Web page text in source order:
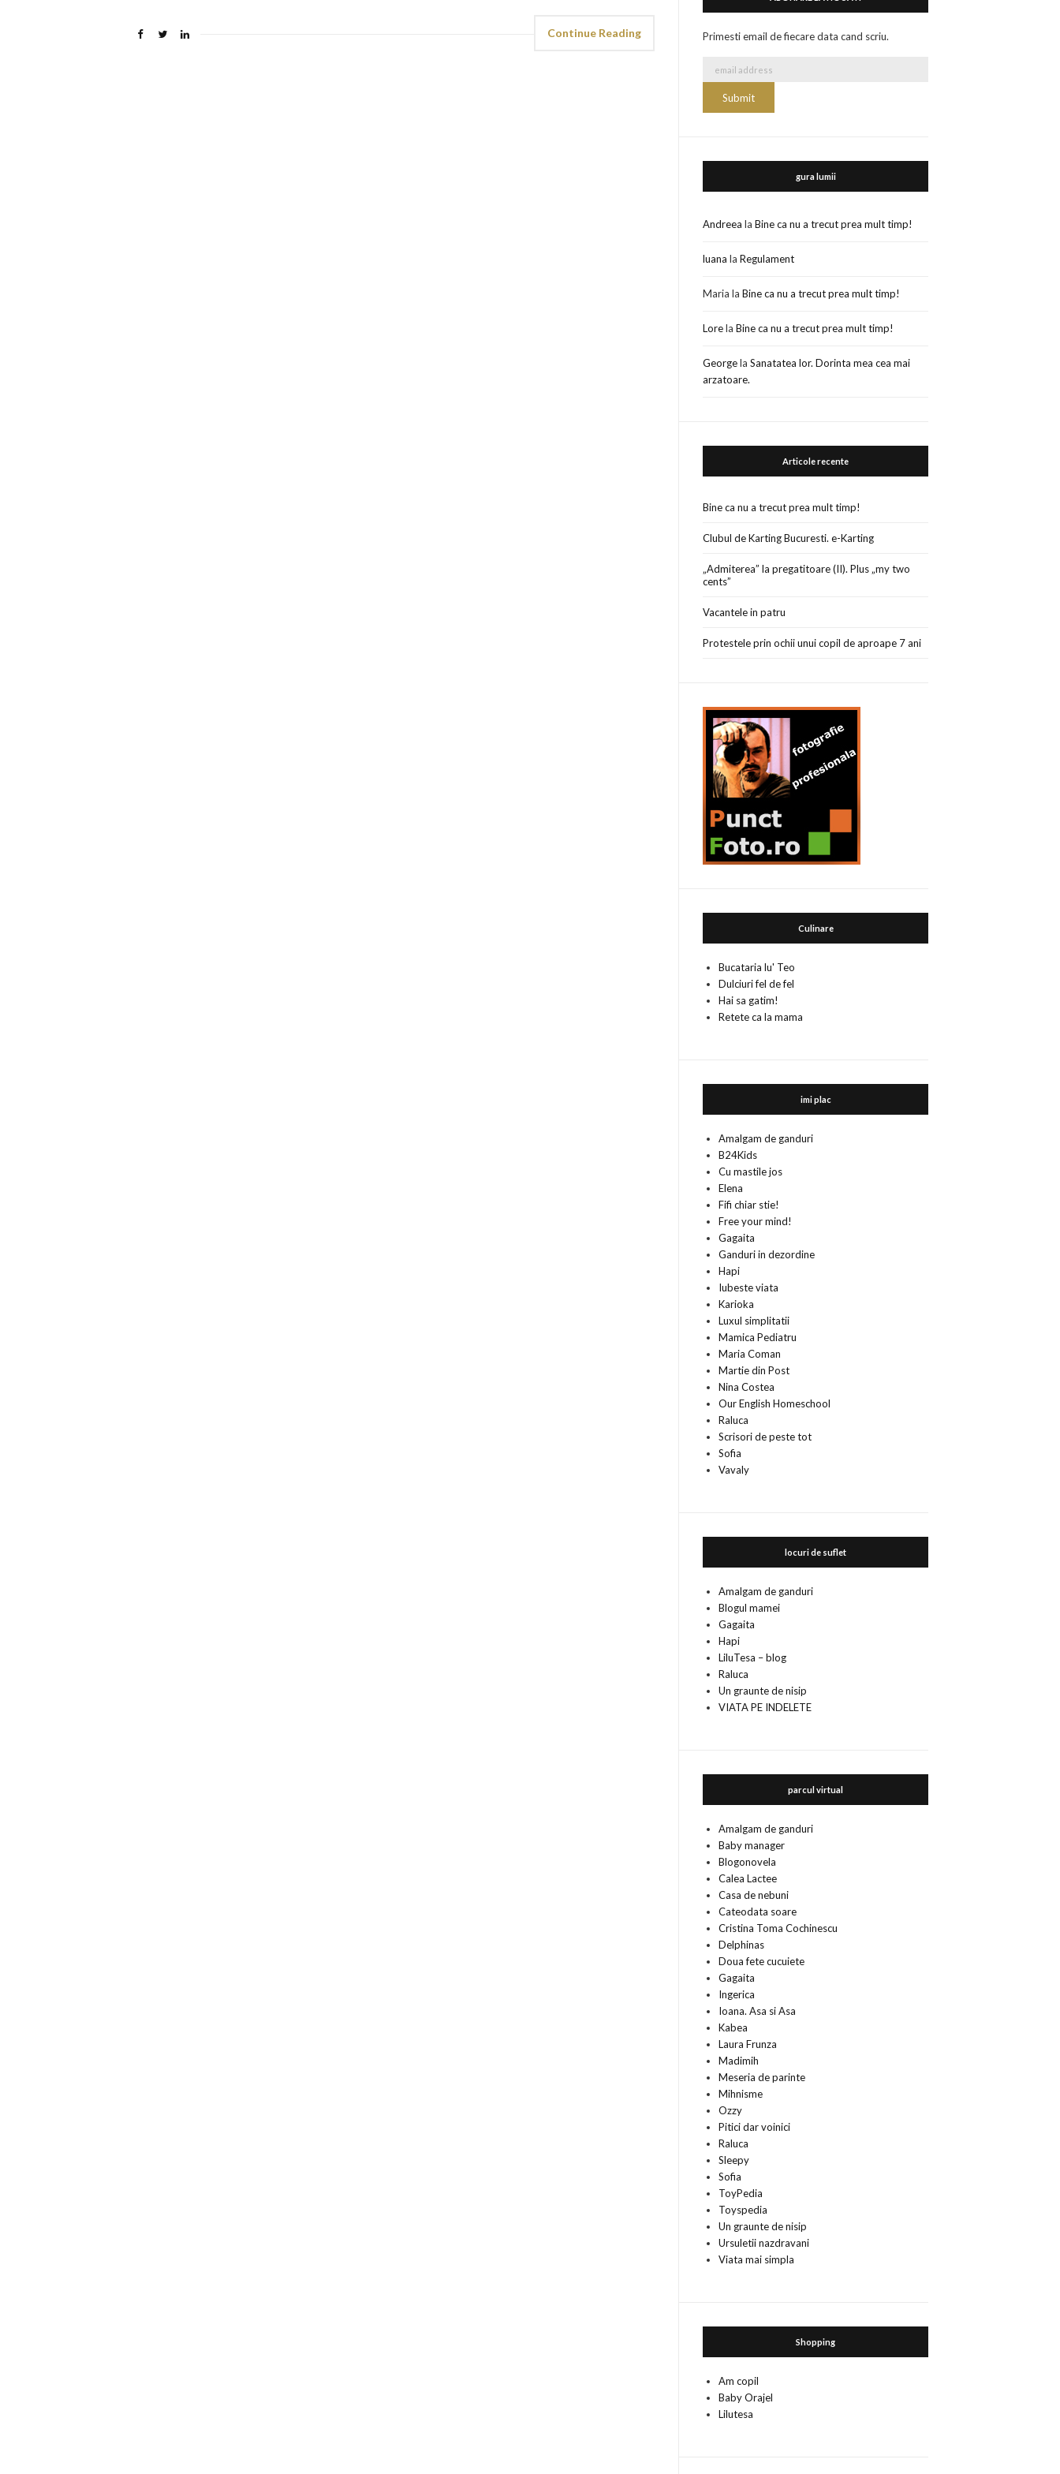
Continue Reading Primesti email de fiecare data cand scriu.
gura lumii
Andreea laBine ca nu a trecut prea mult timp!
luana laRegulament
Maria laBine ca nu a trecut prea mult timp!
LorelaBine ca nu a trecut prea mult timp!
GeorgelaSanatatea lor. Dorinta mea cea mai
arzatoare.
Articole recente
Bine ca nu a trecut prea mult timp!
Clubul de Karting Bucuresti. e-Karting
„Admiterea” la pregatitoare (II). Plus „my two
cents”
Vacantele in patru
Protestele prin ochii unui copil de aproape 7 ani
Culinare
Bucataria lu' Teo
Dulciuri fel de fel
Hai sa gatim!
Retete ca la mama
imi plac
Amalgam de ganduri
B24Kids
Cu mastile jos
Elena
Fifi chiar stie!
Free your mind!
Gagaita
Ganduri in dezordine
Hapi
Iubeste viata
Karioka
Luxul simplitatii
Mamica Pediatru
Maria Coman
Martie din Post
Nina Costea
Our English Homeschool
Raluca
Scrisori de peste tot
Sofia
Vavaly
locuri de suflet
Amalgam de ganduri
Blogul mamei
Gagaita
Hapi
LiluTesa – blog
Raluca
Un graunte de nisip
VIATA PE INDELETE
parcul virtual
Amalgam de ganduri
Baby manager
Blogonovela
Calea Lactee
Casa de nebuni
Cateodata soare
Cristina Toma Cochinescu
Delphinas
Doua fete cucuiete
Gagaita
Ingerica
Ioana. Asa si Asa
Kabea
Laura Frunza
Madimih
Meseria de parinte
Mihnisme
Ozzy
Pitici dar voinici
Raluca
Sleepy
Sofia
ToyPedia
Toyspedia
Un graunte de nisip
Ursuletii nazdravani
Viata mai simpla
Shopping
Am copil
Baby Orajel
Lilutesa